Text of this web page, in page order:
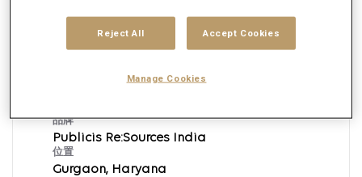
Associate L1- Knowledge about SAM
品牌
Publicis Re:Sources India
位置
Gurgaon, Haryana
Reject All Accept Cookies
Manage Cookies